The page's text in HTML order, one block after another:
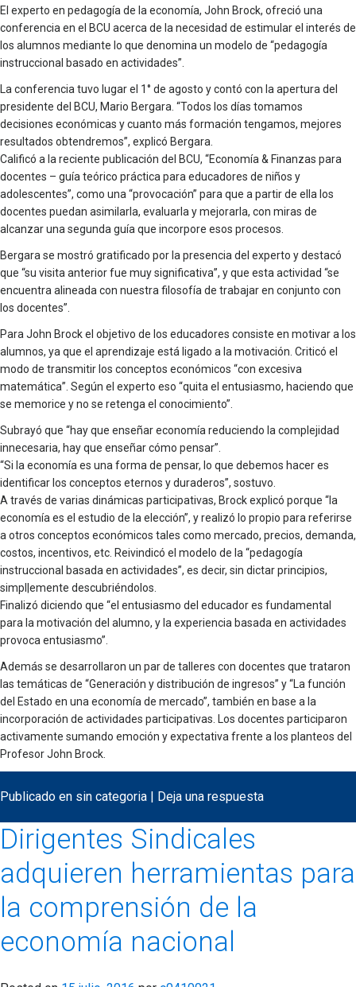
El experto en pedagogía de la economía, John Brock, ofreció una
conferencia en el BCU acerca de la necesidad de estimular el interés de
los alumnos mediante lo que denomina un modelo de “pedagogía
instruccional basado en actividades”.
La conferencia tuvo lugar el 1° de agosto y contó con la apertura del
presidente del BCU, Mario Bergara. “Todos los días tomamos
decisiones económicas y cuanto más formación tengamos, mejores
resultados obtendremos”, explicó Bergara.
Calificó a la reciente publicación del BCU, “Economía & Finanzas para
docentes – guía teórico práctica para educadores de niños y
adolescentes”, como una “provocación” para que a partir de ella los
docentes puedan asimilarla, evaluarla y mejorarla, con miras de
alcanzar una segunda guía que incorpore esos procesos.
Bergara se mostró gratificado por la presencia del experto y destacó
que “su visita anterior fue muy significativa”, y que esta actividad “se
encuentra alineada con nuestra filosofía de trabajar en conjunto con
los docentes”.
Para John Brock el objetivo de los educadores consiste en motivar a los
alumnos, ya que el aprendizaje está ligado a la motivación. Criticó el
modo de transmitir los conceptos económicos “con excesiva
matemática”. Según el experto eso “quita el entusiasmo, haciendo que
se memorice y no se retenga el conocimiento”.
Subrayó que “hay que enseñar economía reduciendo la complejidad
innecesaria, hay que enseñar cómo pensar”.
“Si la economía es una forma de pensar, lo que debemos hacer es
identificar los conceptos eternos y duraderos”, sostuvo.
A través de varias dinámicas participativas, Brock explicó porque “la
economía es el estudio de la elección”, y realizó lo propio para referirse
a otros conceptos económicos tales como mercado, precios, demanda,
costos, incentivos, etc. Reivindicó el modelo de la “pedagogía
instruccional basada en actividades”, es decir, sin dictar principios,
simpl|emente descubriéndolos.
Finalizó diciendo que “el entusiasmo del educador es fundamental
para la motivación del alumno, y la experiencia basada en actividades
provoca entusiasmo”.
Además se desarrollaron un par de talleres con docentes que trataron
las temáticas de “Generación y distribución de ingresos” y “La función
del Estado en una economía de mercado”, también en base a la
incorporación de actividades participativas. Los docentes participaron
activamente sumando emoción y expectativa frente a los planteos del
Profesor John Brock.
Publicado en sin categoria | Deja una respuesta
Dirigentes Sindicales
adquieren herramientas para
la comprensión de la
economía nacional